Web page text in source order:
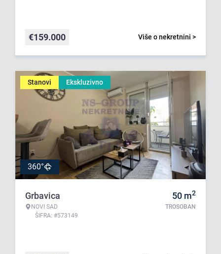
Više o nekretnini >
€159.000
Stanovi Ekskluzivno
360°
Grbavica
NOVI SAD
ŠIFRA: #573149
50 m2
TROSOBAN